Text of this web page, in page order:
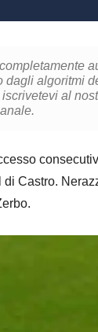
dagli algoritmi
al
Castro.